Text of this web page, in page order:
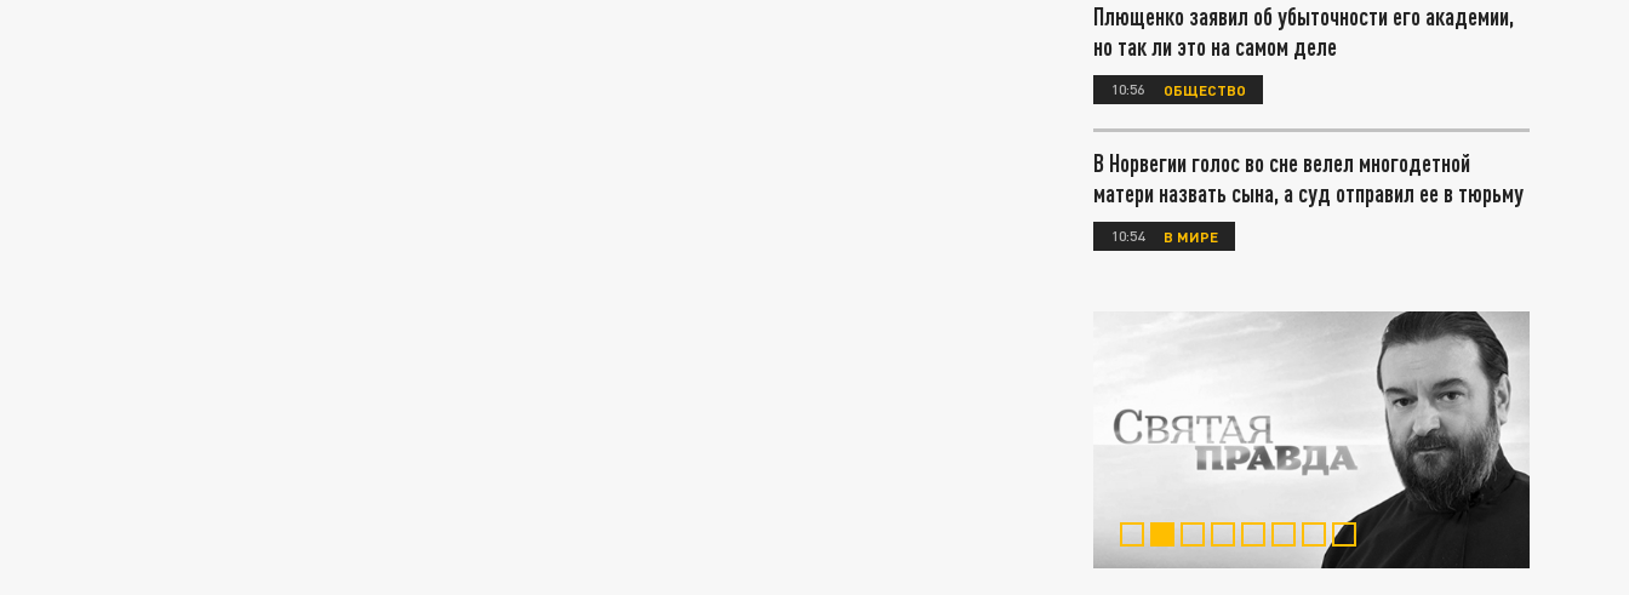
Плющенко заявил об убыточности его академии,
но так ли это на самом деле
10:56 ОБЩЕСТВО
В Норвегии голос во сне велел многодетной
матери назвать сына, а суд отправил ее в тюрьму
10:54 В МИРЕ